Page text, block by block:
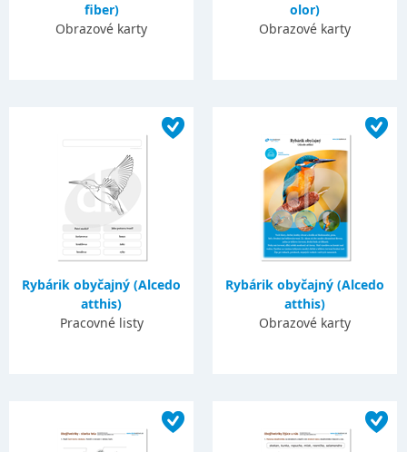
fiber)
Obrazové karty
olor)
Obrazové karty
Rybárik obyčajný (Alcedo
atthis)
Pracovné listy
Rybárik obyčajný (Alcedo
atthis)
Obrazové karty